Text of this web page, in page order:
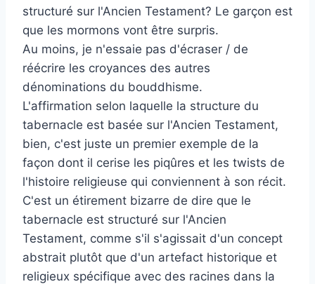
structuré sur l'Ancien Testament? Le garçon est
que les mormons vont être surpris.
Au moins, je n'essaie pas d'écraser / de
réécrire les croyances des autres
dénominations du bouddhisme.
L'affirmation selon laquelle la structure du
tabernacle est basée sur l'Ancien Testament,
bien, c'est juste un premier exemple de la
façon dont il cerise les piqûres et les twists de
l'histoire religieuse qui conviennent à son récit.
C'est un étirement bizarre de dire que le
tabernacle est structuré sur l'Ancien
Testament, comme s'il s'agissait d'un concept
abstrait plutôt que d'un artefact historique et
religieux spécifique avec des racines dans la